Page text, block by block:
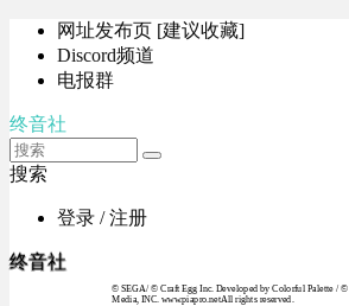
网址发布页 [建议收藏]
Discord频道
电报群
终音社
搜索
登录 / 注册
终音社
© SEGA / © Craft Egg Inc. Developed by Colorful Palette /
Media, INC. www.piapro.netAll rights reserved.